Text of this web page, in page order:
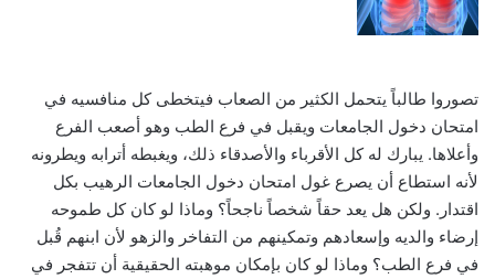
تصوروا طالباً يتحمل الكثير من الصعاب فيتخطى كل منافسيه في
امتحان دخول الجامعات ويقبل في فرع الطب وهو أصعب الفرع
وأعلاها. يبارك له كل الأقرباء والأصدقاء ذلك، ويغبطه أترابه ويطرونه
لأنه استطاع أن يصرع غول امتحان دخول الجامعات الرهيب بكل
اقتدار. ولكن هل يعد حقاً شخصاً ناجحاً؟ وماذا لو كان كل طموحه
إرضاء والديه وإسعادهم وتمكينهم من التفاخر والزهو لأن ابنهم قُبل
في فرع الطب؟ وماذا لو كان بإمكان موهبته الحقيقية أن تتفجر في